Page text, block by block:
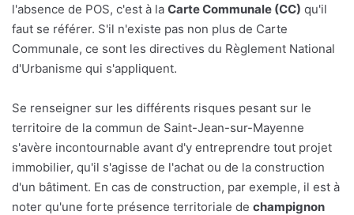
l'absence de POS, c'est à la Carte Communale (CC) qu'il
faut se référer. S'il n'existe pas non plus de Carte
Communale, ce sont les directives du Règlement National
d'Urbanisme qui s'appliquent.
Se renseigner sur les différents risques pesant sur le
territoire de la commun de Saint-Jean-sur-Mayenne
s'avère incontournable avant d'y entreprendre tout projet
immobilier, qu'il s'agisse de l'achat ou de la construction
d'un bâtiment. En cas de construction, par exemple, il est à
noter qu'une forte présence territoriale de champignon